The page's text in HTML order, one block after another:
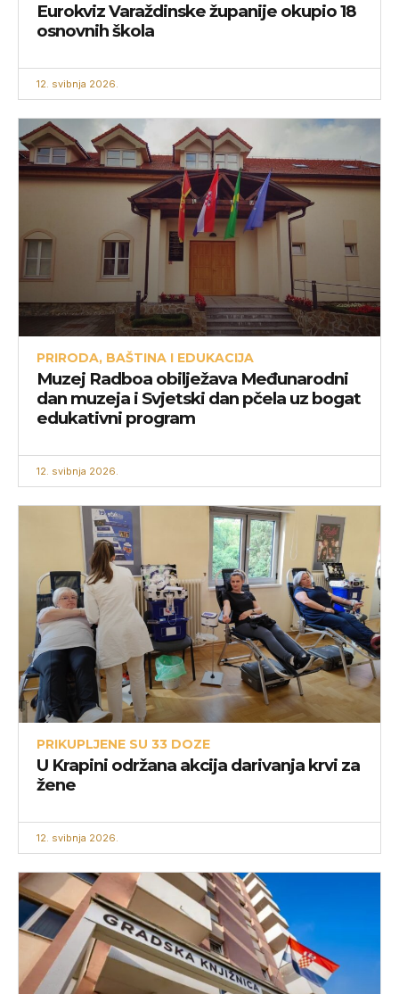
Eurokviz Varaždinske županije okupio 18
osnovnih škola
12. svibnja 2026.
PRIRODA, BAŠTINA I EDUKACIJA
Muzej Radboa obilježava Međunarodni
dan muzeja i Svjetski dan pčela uz bogat
edukativni program
12. svibnja 2026.
PRIKUPLJENE SU 33 DOZE
U Krapini održana akcija darivanja krvi za
žene
12. svibnja 2026.